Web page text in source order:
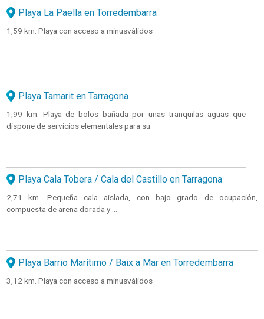
Playa La Paella en Torredembarra
1,59 km. Playa con acceso a minusválidos
Playa Tamarit en Tarragona
1,99 km. Playa de bolos bañada por unas tranquilas aguas que
dispone de servicios elementales para su
Playa Cala Tobera / Cala del Castillo en Tarragona
2,71 km. Pequeña cala aislada, con bajo grado de ocupación,
compuesta de arena dorada y ...
Playa Barrio Marítimo / Baix a Mar en Torredembarra
3,12 km. Playa con acceso a minusválidos